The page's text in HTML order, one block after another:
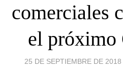
comerciales
el próximo
25 DE SEPTIEMBRE DE